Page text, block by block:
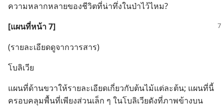
ความ​หลาก​หลาย​ของ​ชีวิต​ที่​น่า​ทึ่ง​ใน​ป่า​ไว้​ไหม?
[แผนที่​หน้า 7]
(ราย​ละเอียด​ดู​จาก​วารสาร)
โบลิเวีย
แผนที่​ด้าน​ขวา​ให้​ราย​ละเอียด​เกี่ยว​กับ​ต้น​ไม้​แต่​ละ​ต้น; แผนที่​นี้​
ครอบ​คลุม​พื้น​ที่​เพียง​ส่วน​เล็ก ๆ ใน​โบลิเวีย​ดัง​ที่​ภาพ​ข้าง​บน​